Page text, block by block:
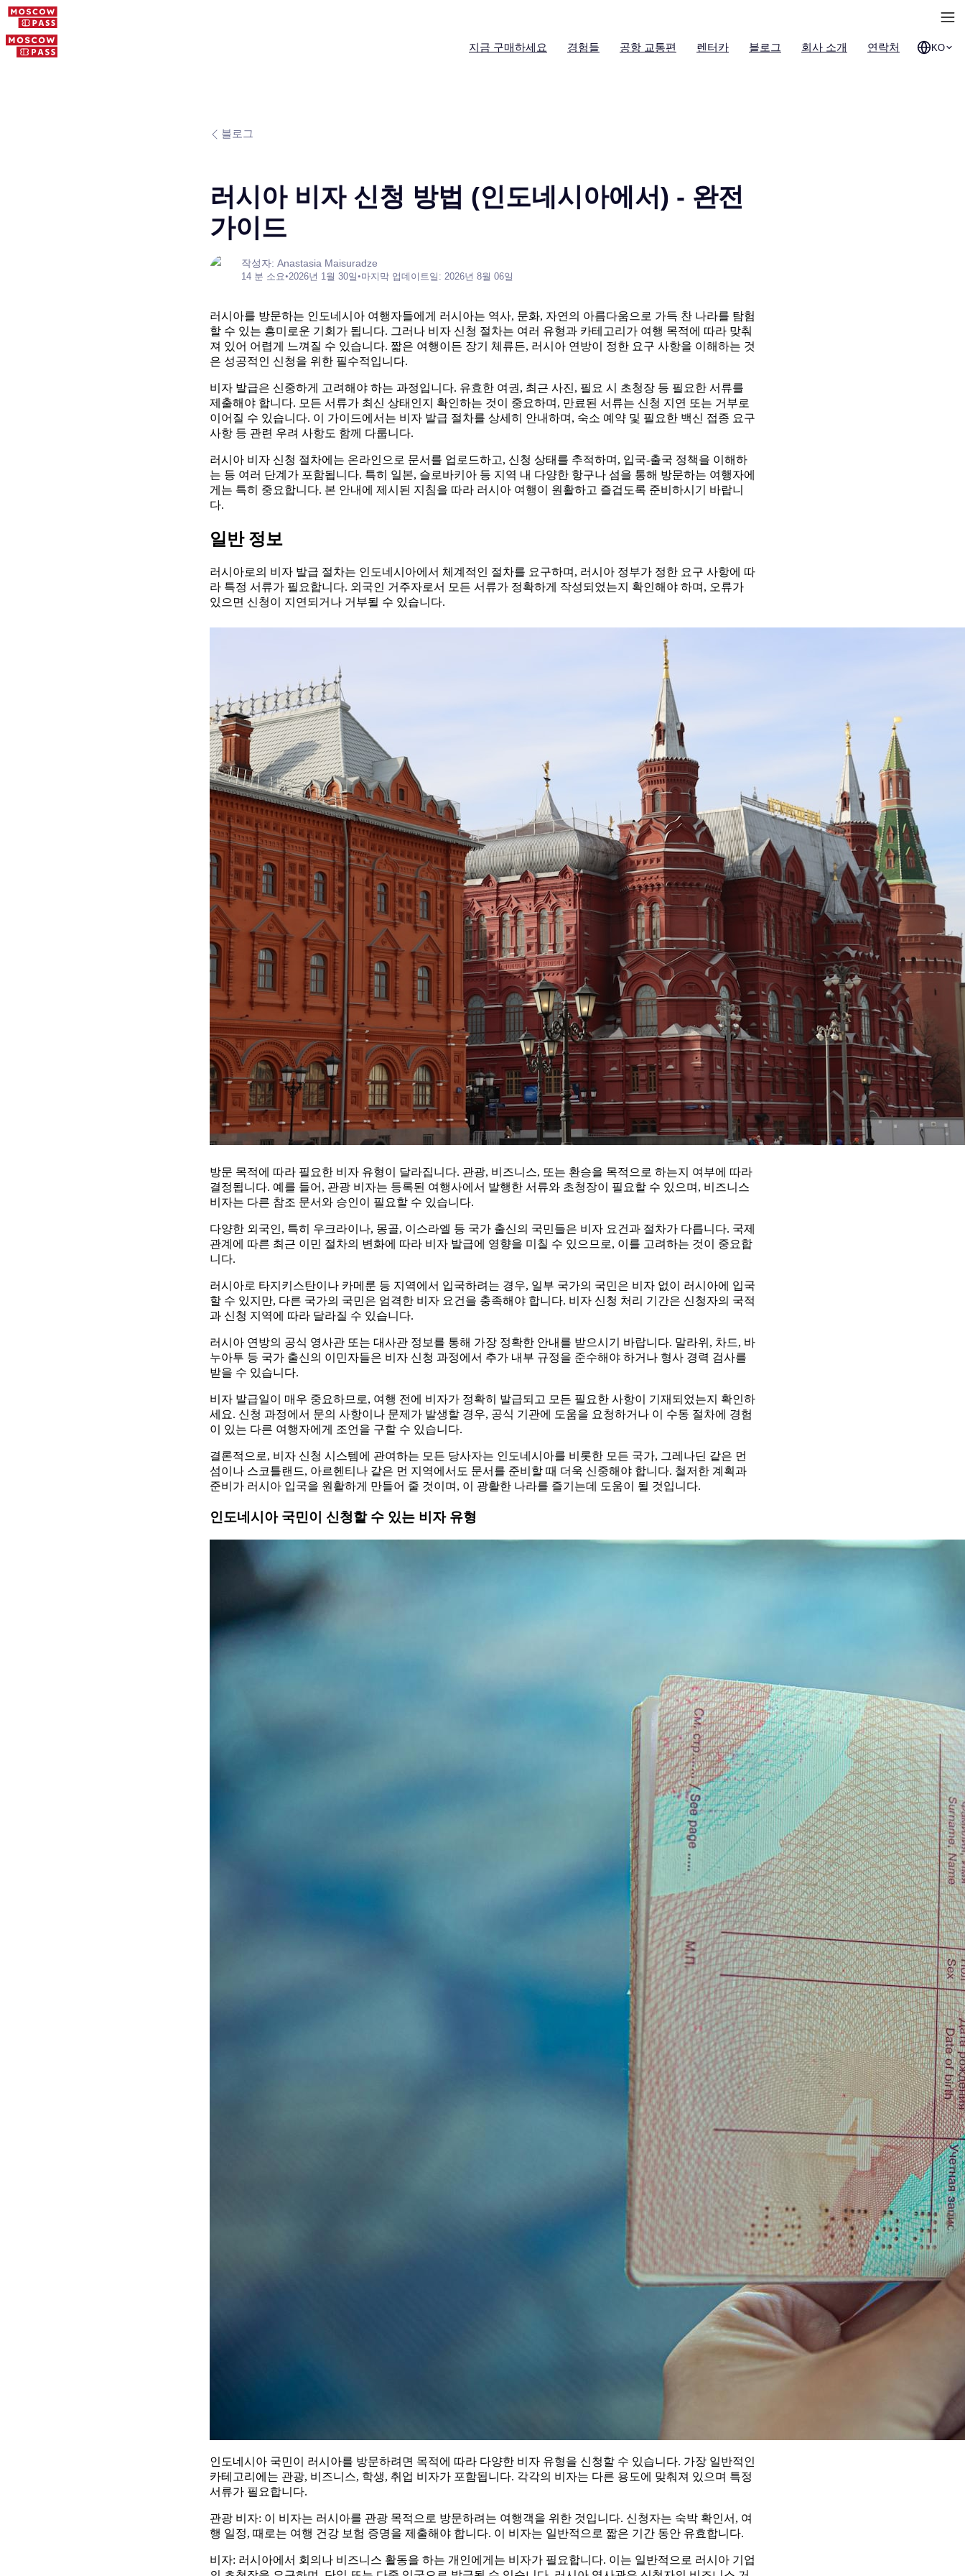
지금 구매하세요 경험들 공항 교통편 렌터카 블로그 회사 소개 연락처 KO
블로그
러시아 비자 신청 방법 (인도네시아에서) - 완전
가이드
작성자: Anastasia Maisuradze
14 분 소요•2026년 1월 30일•마지막 업데이트일: 2026년 8월 06일
러시아를 방문하는 인도네시아 여행자들에게 러시아는 역사, 문화, 자연의 아름다움으로 가득 찬 나라를 탐험
할 수 있는 흥미로운 기회가 됩니다. 그러나 비자 신청 절차는 여러 유형과 카테고리가 여행 목적에 따라 맞춰
져 있어 어렵게 느껴질 수 있습니다. 짧은 여행이든 장기 체류든, 러시아 연방이 정한 요구 사항을 이해하는 것
은 성공적인 신청을 위한 필수적입니다.
비자 발급은 신중하게 고려해야 하는 과정입니다. 유효한 여권, 최근 사진, 필요 시 초청장 등 필요한 서류를
제출해야 합니다. 모든 서류가 최신 상태인지 확인하는 것이 중요하며, 만료된 서류는 신청 지연 또는 거부로
이어질 수 있습니다. 이 가이드에서는 비자 발급 절차를 상세히 안내하며, 숙소 예약 및 필요한 백신 접종 요구
사항 등 관련 우려 사항도 함께 다룹니다.
러시아 비자 신청 절차에는 온라인으로 문서를 업로드하고, 신청 상태를 추적하며, 입국-출국 정책을 이해하
는 등 여러 단계가 포함됩니다. 특히 일본, 슬로바키아 등 지역 내 다양한 항구나 섬을 통해 방문하는 여행자에
게는 특히 중요합니다. 본 안내에 제시된 지침을 따라 러시아 여행이 원활하고 즐겁도록 준비하시기 바랍니
다.
일반 정보
러시아로의 비자 발급 절차는 인도네시아에서 체계적인 절차를 요구하며, 러시아 정부가 정한 요구 사항에 따
라 특정 서류가 필요합니다. 외국인 거주자로서 모든 서류가 정확하게 작성되었는지 확인해야 하며, 오류가
있으면 신청이 지연되거나 거부될 수 있습니다.
방문 목적에 따라 필요한 비자 유형이 달라집니다. 관광, 비즈니스, 또는 환승을 목적으로 하는지 여부에 따라
결정됩니다. 예를 들어, 관광 비자는 등록된 여행사에서 발행한 서류와 초청장이 필요할 수 있으며, 비즈니스
비자는 다른 참조 문서와 승인이 필요할 수 있습니다.
다양한 외국인, 특히 우크라이나, 몽골, 이스라엘 등 국가 출신의 국민들은 비자 요건과 절차가 다릅니다. 국제
관계에 따른 최근 이민 절차의 변화에 따라 비자 발급에 영향을 미칠 수 있으므로, 이를 고려하는 것이 중요합
니다.
러시아로 타지키스탄이나 카메룬 등 지역에서 입국하려는 경우, 일부 국가의 국민은 비자 없이 러시아에 입국
할 수 있지만, 다른 국가의 국민은 엄격한 비자 요건을 충족해야 합니다. 비자 신청 처리 기간은 신청자의 국적
과 신청 지역에 따라 달라질 수 있습니다.
러시아 연방의 공식 영사관 또는 대사관 정보를 통해 가장 정확한 안내를 받으시기 바랍니다. 말라위, 차드, 바
누아투 등 국가 출신의 이민자들은 비자 신청 과정에서 추가 내부 규정을 준수해야 하거나 형사 경력 검사를
받을 수 있습니다.
비자 발급일이 매우 중요하므로, 여행 전에 비자가 정확히 발급되고 모든 필요한 사항이 기재되었는지 확인하
세요. 신청 과정에서 문의 사항이나 문제가 발생할 경우, 공식 기관에 도움을 요청하거나 이 수동 절차에 경험
이 있는 다른 여행자에게 조언을 구할 수 있습니다.
결론적으로, 비자 신청 시스템에 관여하는 모든 당사자는 인도네시아를 비롯한 모든 국가, 그레나딘 같은 먼
섬이나 스코틀랜드, 아르헨티나 같은 먼 지역에서도 문서를 준비할 때 더욱 신중해야 합니다. 철저한 계획과
준비가 러시아 입국을 원활하게 만들어 줄 것이며, 이 광활한 나라를 즐기는데 도움이 될 것입니다.
인도네시아 국민이 신청할 수 있는 비자 유형
인도네시아 국민이 러시아를 방문하려면 목적에 따라 다양한 비자 유형을 신청할 수 있습니다. 가장 일반적인
카테고리에는 관광, 비즈니스, 학생, 취업 비자가 포함됩니다. 각각의 비자는 다른 용도에 맞춰져 있으며 특정
서류가 필요합니다.
관광 비자: 이 비자는 러시아를 관광 목적으로 방문하려는 여행객을 위한 것입니다. 신청자는 숙박 확인서, 여
행 일정, 때로는 여행 건강 보험 증명을 제출해야 합니다. 이 비자는 일반적으로 짧은 기간 동안 유효합니다.
비자: 러시아에서 회의나 비즈니스 활동을 하는 개인에게는 비자가 필요합니다. 이는 일반적으로 러시아 기업